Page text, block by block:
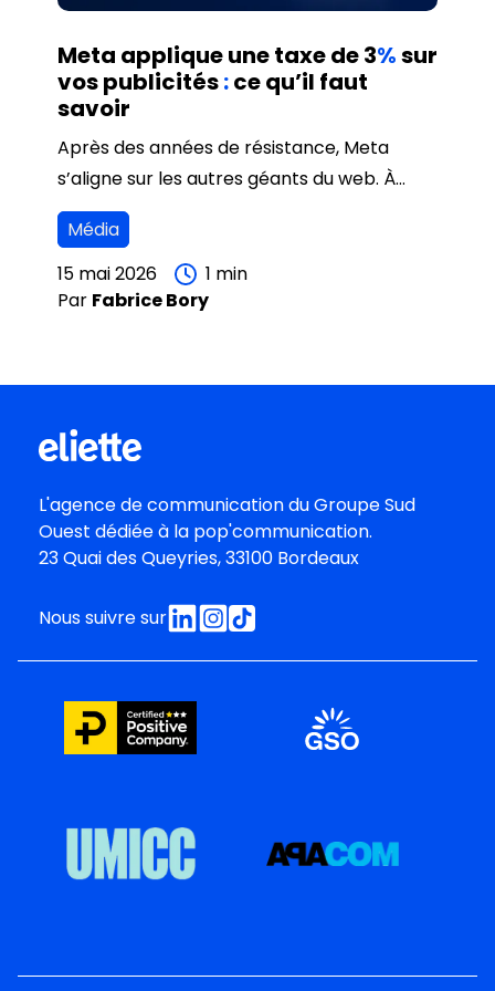
Meta applique une taxe de 3%sur
vos publicités:ce qu’il faut
savoir
Après des années de résistance, Meta
s’aligne sur les autres géants du web. À
partir du 1er juillet 2026, des "frais de
localisation" de 3% seront appliqués sur
toutes les publicités diffusées en France sur
Facebook, Instagram, Messenger et
Média
15 mai 2026
1 min
Par FabriceBory
L'agence de communication duGroupe Sud
Ouest dédiée à la pop'communication.
23 Quai des Queyries, 33100 Bordeaux
Nous suivre sur